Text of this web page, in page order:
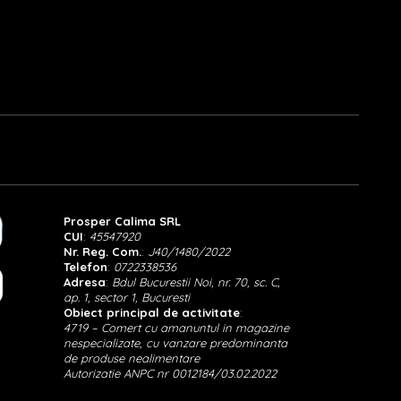
Prosper Calima SRL
CUI: 45547920
Nr. Reg. Com.: J40/1480/2022
Telefon: 0722338536
Adresa: Bdul Bucurestii Noi, nr. 70, sc. C,
ap. 1, sector 1, Bucuresti
Obiect principal de activitate:
4719 – Comert cu amanuntul in magazine
nespecializate, cu vanzare predominanta
de produse nealimentare
Autorizatie ANPC nr 0012184/03.02.2022